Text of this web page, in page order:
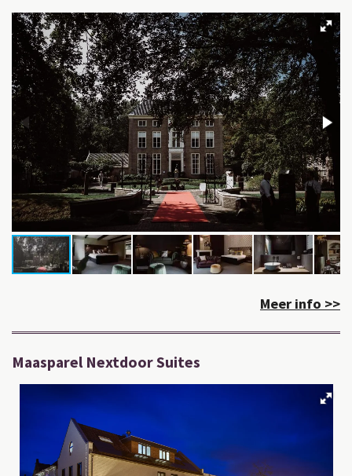
Meer info >>
Maasparel Nextdoor Suites